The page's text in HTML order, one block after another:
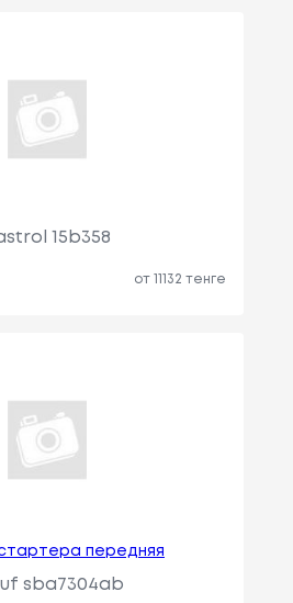
15b358
от 11132 тенге
передняя
sba7304ab